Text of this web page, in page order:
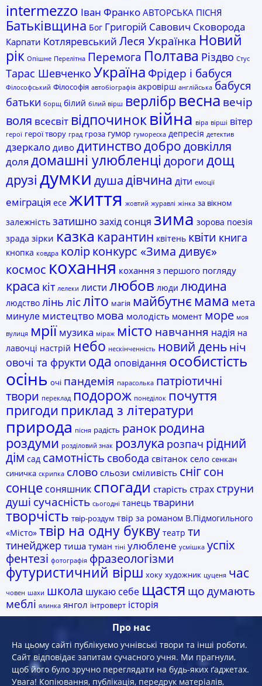
intermezzo Іван Франко АВТОРСЬКА ПІСНЯ
Батьківщина Бог Григорій Савович Сковорода
Карпати Котляревський Леся Українка Новий
рік Опішне Перелітна Перемога Полтава Різдво Стус
Тарас Шевченко Україна Фрідер і бабуся
Філософський Філософія автобіографія акровірш англійська бабуся
батьки борщ білий білий вірш верлібр весна вечір
воля всесвіт відпочиноквійна віра вірші вітер
герої герої твору град гроза гумор гумореска депресія детектив
дзеркало диво дитинстводобродовкілля
доля домашні улюбленці дороги дощ
друзі думки душадівчина діти емоції
еміграція есе життя жовтий журавлі жінка за вікном
залежність затишно захід сонця зима зорова поезія
зрада зірки казка карантин квітень квіти книга
кнопка ковдра колірконкурс «Зима дивує»
космос кохання кохання з першого погляду
краса кіт лелеки листи любов люди людина
людство лінь лісліто магія майбутнє мама мета
минуле мистецтво мова молодість момент море моя
вулиця мрії музика міраж місто навчання надія на
лавочці настрій небо нескінченність новий деньніч
овочі та фрукти ода оповідання особистість
осінь очі пандемія парасолька патріотичні
твори переклад подорож понеділок почуття
пригоди приклад з літератури
природа пісня радість ранокродина
роздуми розділовий знак розлука розпач рідний
дім сад самотність свобода світанок село сенкан
синичка скрипка слово сльози сміливість снігсон
сонце соняшник спогади старість страх струни
душі сучасність сьогодні танець тварини
творчість твір-роздум твір за романом В.Підмогильного
«Місто» твір на одну букву театр ти
тинейджер тиша туман тіні улюблене усмішка успіх
фентезі фотографія фразеологізми
футуристичний вірш хоку художник цуценя час
човен шахи школа шукаю себе щастя що думають
меблі ялинка янгол інтроверт історія
Про нас
На цьому сайті публікуємо учнівські твори та інші роботи.
Сайт відповідає запитам сучасного учня. Ми прагнули,
щоб його було зручно переглядати на будь-яких ґаджетах.
Увага! Копiювання, публiкацiя, передрук матеріалів,